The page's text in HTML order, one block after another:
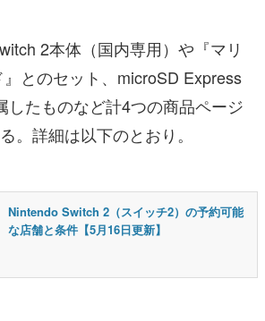
2本体（国内専用）や『マリ
とのセット、microSD Express
したものなど計4つの商品ページ
。詳細は以下のとおり。
Nintendo Switch 2（スイッチ2）の予約可能
な店舗と条件【5月16日更新】